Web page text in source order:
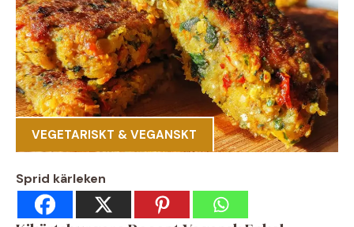
VEGETARISKT & VEGANSKT
Sprid kärleken